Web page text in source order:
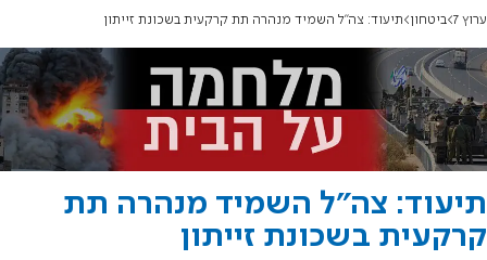
ערוץ 7 ביטחון תיעוד: צה"ל השמיד מנהרה תת קרקעית בשכונת זייתון
תיעוד: צה"ל השמיד מנהרה תת
קרקעית בשכונת זייתון